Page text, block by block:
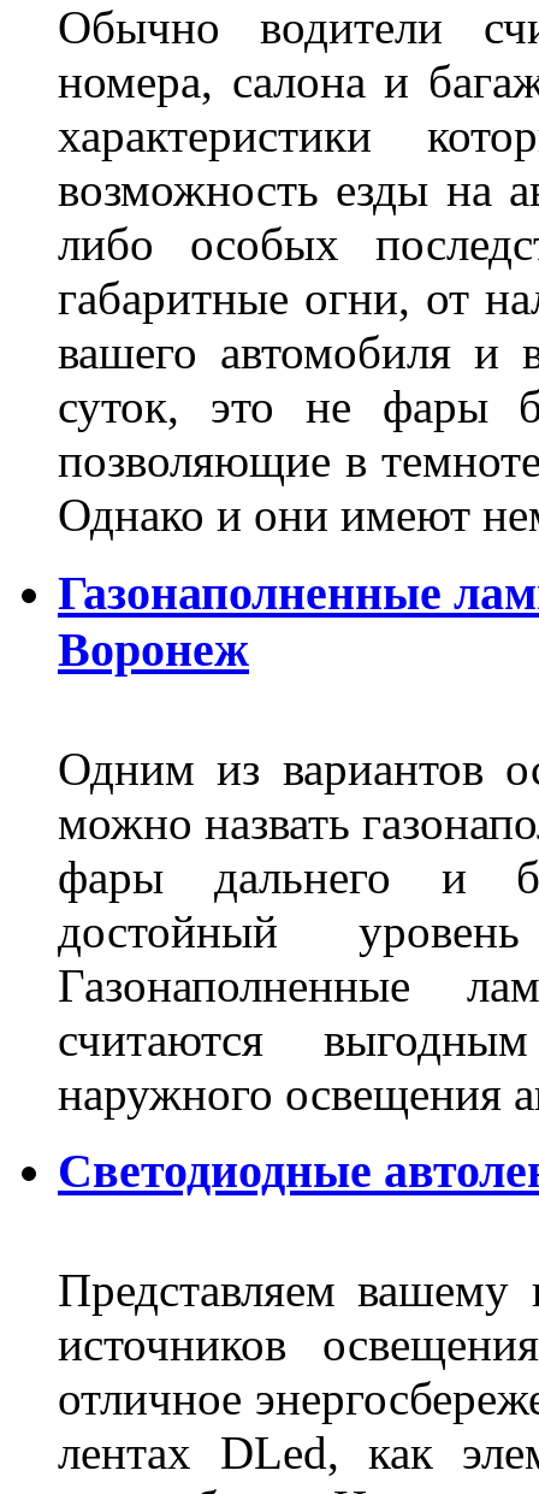
Обычно водители
номера, салона и
характеристики
возможность езды на
либо особых
габаритные огни, от
вашего автомобиля и
суток, это не фары
позволяющие в
Однако и они имеют
Газонаполненные
Воронеж
Одним из вариантов
можно назвать
фары дальнего и
достойный
Газонаполненные
считаются
наружного освещения
Светодиодные
Представляем
источников
отличное
лентах DLed, как